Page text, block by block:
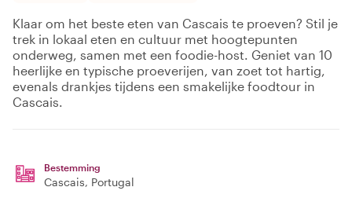
Klaar om het beste eten van Cascais te proeven? Stil je
trek in lokaal eten en cultuur met hoogtepunten
onderweg, samen met een foodie-host. Geniet van 10
heerlijke en typische proeverijen, van zoet tot hartig,
evenals drankjes tijdens een smakelijke foodtour in
Cascais.
Bestemming
Cascais, Portugal